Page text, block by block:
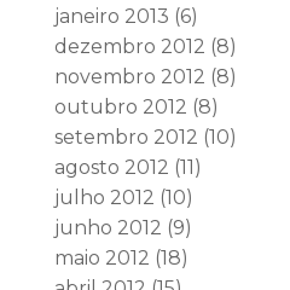
janeiro 2013 (6)
dezembro 2012 (8)
novembro 2012 (8)
outubro 2012 (8)
setembro 2012 (10)
agosto 2012 (11)
julho 2012 (10)
junho 2012 (9)
maio 2012 (18)